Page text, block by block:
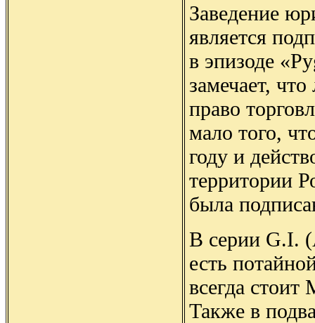
Заведение
является
в эпизоде
замечает,
право
мало того,
году и
территории
была
В серии G.I.
есть
всегда
Также в